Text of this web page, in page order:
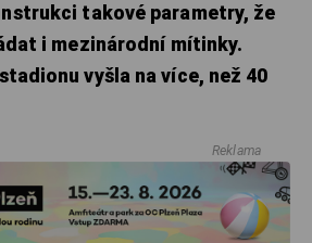
takové parametry, že
i mezinárodní mítinky.
vyšla na více, než 40
Reklama